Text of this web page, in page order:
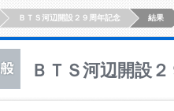
ＢＴＳ河辺開設２９周年記念 結果
ＢＴＳ河辺開設